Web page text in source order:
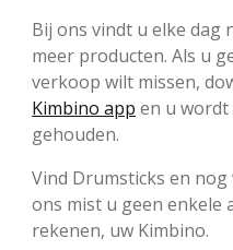
Bij ons vindt u elke dag
meer producten. Als u
verkoop wilt missen,
Kimbino app en u
gehouden.
Vind Drumsticks en
ons mist u geen enkele
rekenen, uw Kimbino.